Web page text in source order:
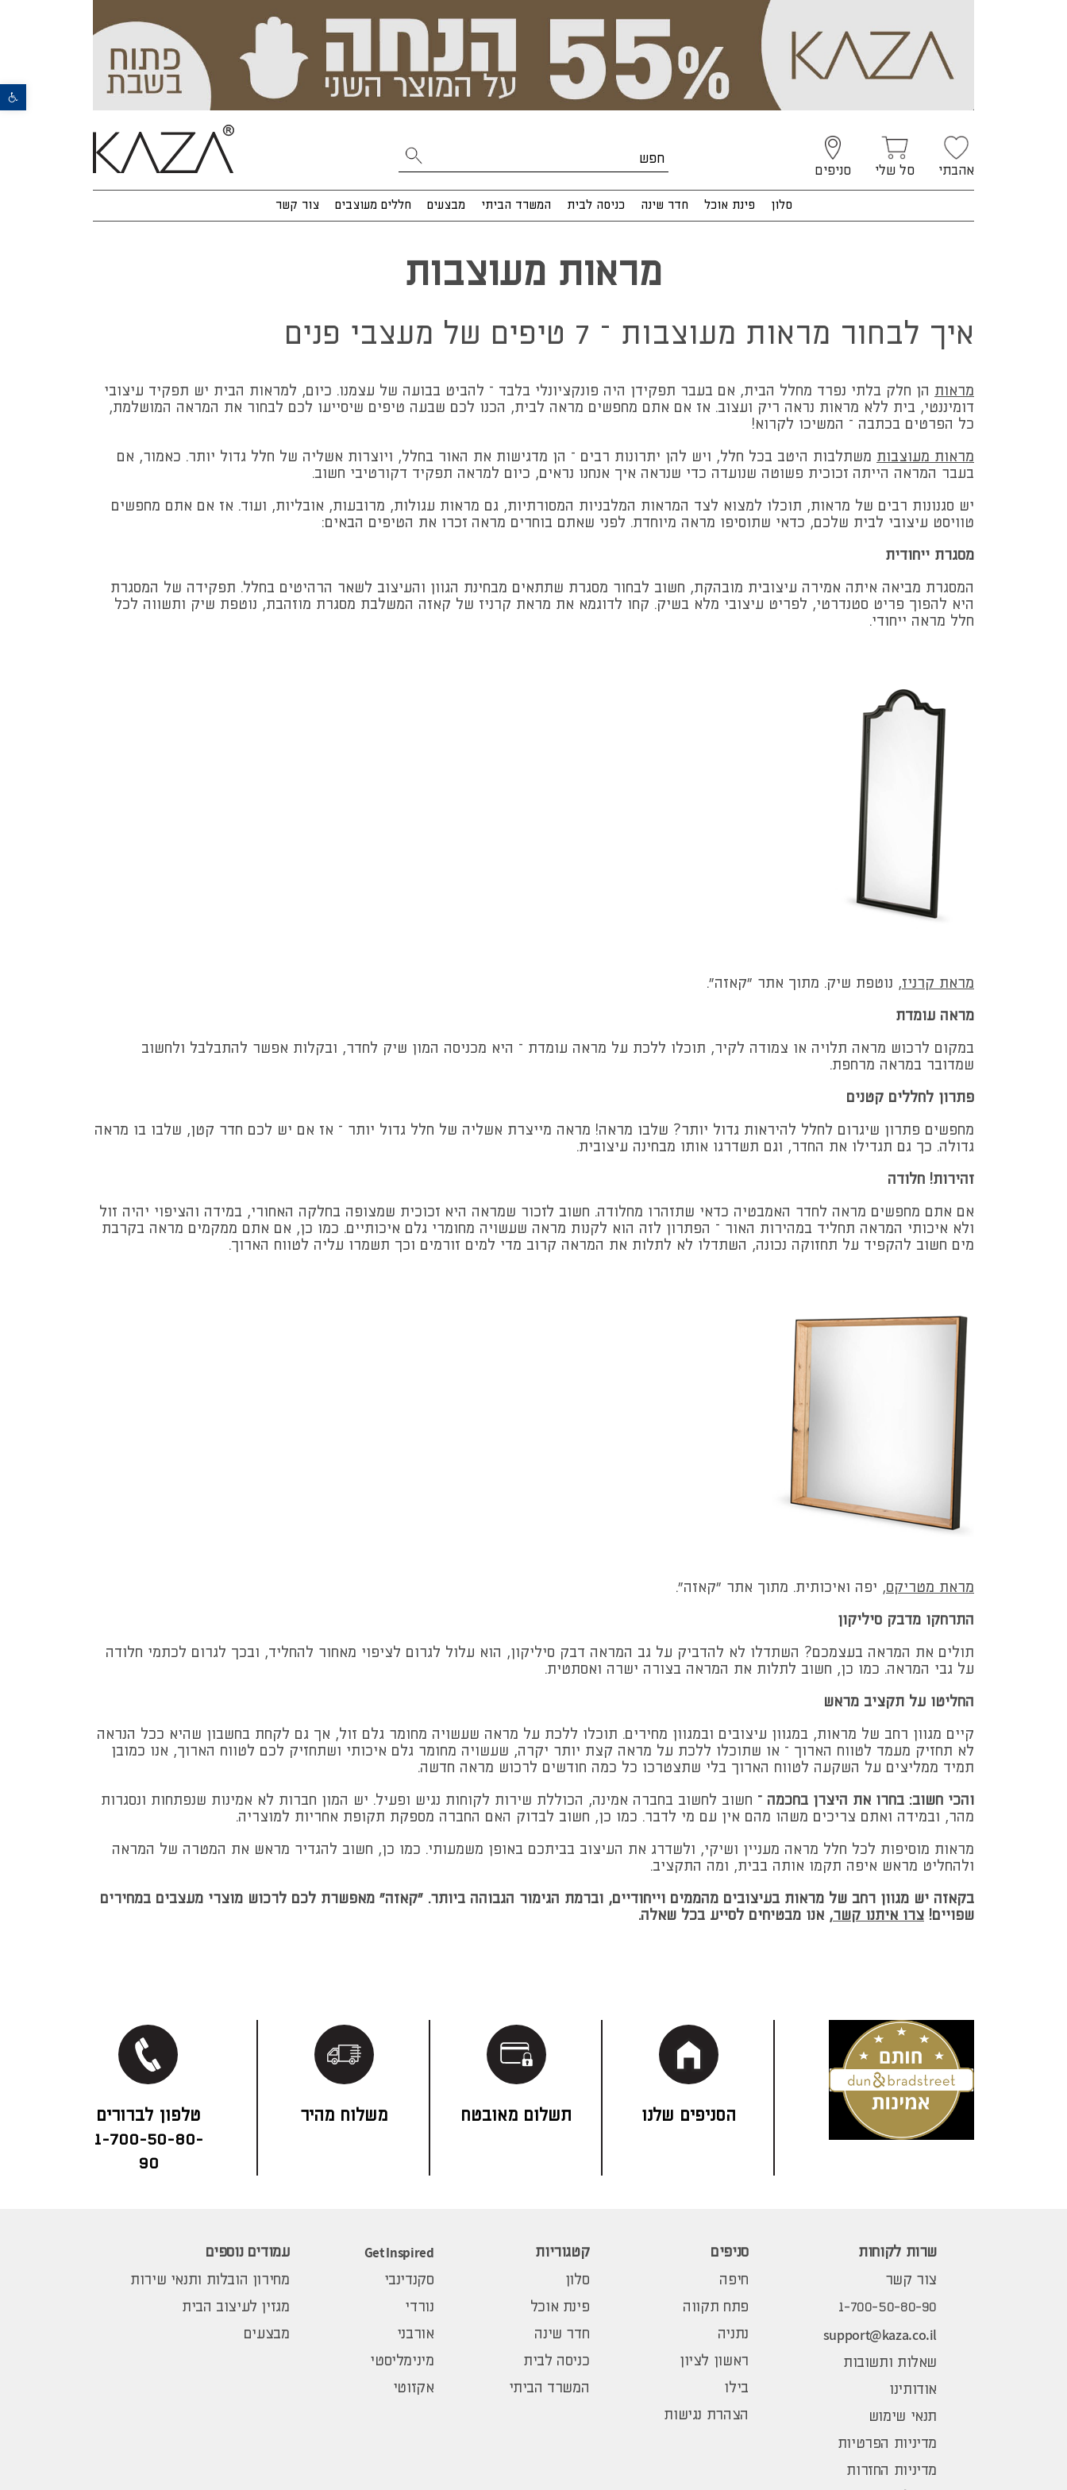
פתח סרגל נגישות
אהבתי סל שלי סניפים
סלון פינת אוכל חדר שינה כניסה לבית המשרד הביתי מבצעים חללים מעוצבים צור קשר
מראות מעוצבות
איך לבחור מראות מעוצבות – 7 טיפים של מעצבי פנים
מראות הן חלק בלתי נפרד מחלל הבית, אם בעבר תפקידן היה פונקציונלי בלבד – להביט בבועה של עצמנו. כיום, למראות הבית יש תפקיד עיצובי
דומיננטי, בית ללא מראות נראה ריק ועצוב. אז אם אתם מחפשים מראה לבית, הכנו לכם שבעה טיפים שיסייעו לכם לבחור את המראה המושלמת,
כל הפרטים בכתבה – המשיכו לקרוא!
מראות מעוצבות משתלבות היטב בכל חלל, ויש להן יתרונות רבים – הן מדגישות את האור בחלל, ויוצרות אשליה של חלל גדול יותר. כאמור, אם
בעבר המראה הייתה זכוכית פשוטה שנועדה כדי שנראה איך אנחנו נראים, כיום למראה תפקיד דקורטיבי חשוב.
יש סגנונות רבים של מראות, תוכלו למצוא לצד המראות המלבניות המסורתיות, גם מראות עגולות, מרובעות, אובליות, ועוד. אז אם אתם מחפשים
טוויסט עיצובי לבית שלכם, כדאי שתוסיפו מראה מיוחדת. לפני שאתם בוחרים מראה זכרו את הטיפים הבאים:
מסגרת ייחודית
המסגרת מביאה איתה אמירה עיצובית מובהקת, חשוב לבחור מסגרת שתתאים מבחינת הגוון והעיצוב לשאר הרהיטים בחלל. תפקידה של המסגרת
היא להפוך פריט סטנדרטי, לפריט עיצובי מלא בשיק. קחו לדוגמא את מראת קרניז של קאזה המשלבת מסגרת מוזהבת, נוטפת שיק ותשווה לכל
חלל מראה ייחודי.
מראת קרניז, נוטפת שיק. מתוך אתר "קאזה".
מראה עומדת
במקום לרכוש מראה תלויה או צמודה לקיר, תוכלו ללכת על מראה עומדת – היא מכניסה המון שיק לחדר, ובקלות אפשר להתבלבל ולחשוב
שמדובר במראה מרחפת.
פתרון לחללים קטנים
מחפשים פתרון שיגרום לחלל להיראות גדול יותר? שלבו מראה! מראה מייצרת אשליה של חלל גדול יותר – אז אם יש לכם חדר קטן, שלבו בו מראה
גדולה. כך גם תגדילו את החדר, וגם תשדרגו אותו מבחינה עיצובית.
זהירות! חלודה
אם אתם מחפשים מראה לחדר האמבטיה כדאי שתזהרו מחלודה. חשוב לזכור שמראה היא זכוכית שמצופה בחלקה האחורי, במידה והציפוי יהיה זול
ולא איכותי המראה תחליד במהירות האור – הפתרון לזה הוא לקנות מראה שעשויה מחומרי גלם איכותיים. כמו כן, אם אתם ממקמים מראה בקרבת
מים חשוב להקפיד על תחזוקה נכונה, השתדלו לא לתלות את המראה קרוב מדי למים זורמים וכך תשמרו עליה לטווח הארוך.
מראת מטריקס, יפה ואיכותית. מתוך אתר "קאזה".
התרחקו מדבק סיליקון
תולים את המראה בעצמכם? השתדלו לא להדביק על גב המראה דבק סיליקון, הוא עלול לגרום לציפוי מאחור להחליד, ובכך לגרום לכתמי חלודה
על גבי המראה. כמו כן, חשוב לתלות את המראה בצורה ישרה ואסתטית.
החליטו על תקציב מראש
קיים מגוון רחב של מראות, במגוון עיצובים ובמגוון מחירים. תוכלו ללכת על מראה שעשויה מחומר גלם זול, אך גם לקחת בחשבון שהיא ככל הנראה
לא תחזיק מעמד לטווח הארוך – או שתוכלו ללכת על מראה קצת יותר יקרה, שעשויה מחומר גלם איכותי ושתחזיק לכם לטווח הארוך, אנו כמובן
תמיד ממליצים על השקעה לטווח הארוך בלי שתצטרכו כל כמה חודשים לרכוש מראה חדשה.
והכי חשוב: בחרו את היצרן בחכמה – חשוב לחשוב בחברה אמינה, הכוללת שירות לקוחות נגיש ופעיל. יש המון חברות לא אמינות שנפתחות ונסגרות
מהר, ובמידה ואתם צריכים משהו מהם אין עם מי לדבר. כמו כן, חשוב לבדוק האם החברה מספקת תקופת אחריות למוצריה.
מראות מוסיפות לכל חלל מראה מעניין ושיקי, ולשדרג את העיצוב בביתכם באופן משמעותי. כמו כן, חשוב להגדיר מראש את המטרה של המראה
ולהחליט מראש איפה תקמו אותה בבית, ומה התקציב.
בקאזה יש מגוון רחב של מראות בעיצובים מהממים וייחודיים, וברמת הגימור הגבוהה ביותר. "קאזה" מאפשרת לכם לרכוש מוצרי מעצבים במחירים
שפויים! צרו איתנו קשר, אנו מבטיחים לסייע בכל שאלה.
הסניפים שלנו תשלום מאובטח משלוח מהיר
1-700-50-80-
90
שרות לקוחות
צור קשר
1-700-50-80-90
support@kaza.co.il
שאלות ותשובות
אודותינו
תנאי שימוש
מדיניות הפרטיות
מדיניות החזרות
סניפים
חיפה
פתח תקווה
נתניה
ראשון לציון
בילו
הצהרת נגישות
קטגוריות
סלון
פינת אוכל
חדר שינה
כניסה לבית
המשרד הביתי
Get Inspired
סקנדינבי
נורדי
אורבני
מינימליסטי
אקזוטי
עמודים נוספים
מחירון הובלות ותנאי שירות
מגזין לעיצוב הבית
מבצעים